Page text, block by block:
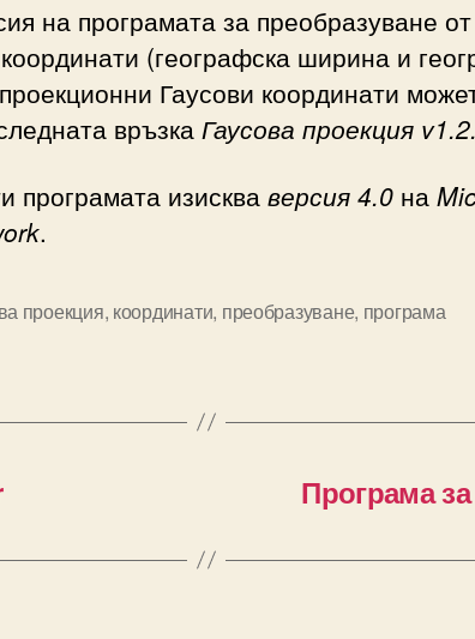
на програмата за преобразуване от
(географска ширина и
Гаусови координати
връзка Гаусова проекция
програмата изисква версия 4.0 на
.
проекция, координати, преобразуване, програма
Програма